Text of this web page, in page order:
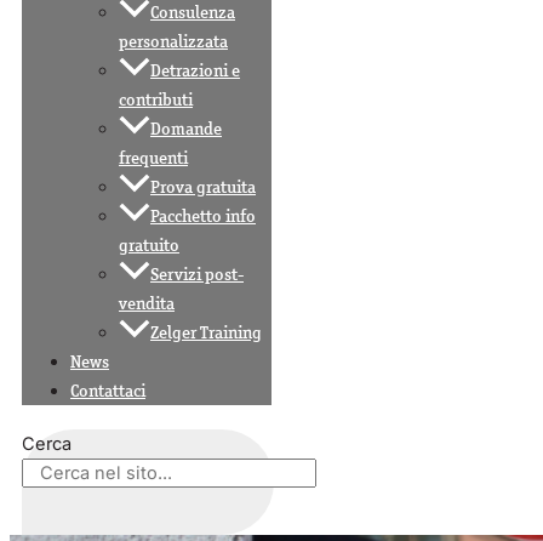
Consulenza
personalizzata
Detrazioni e
contributi
Domande
frequenti
Prova gratuita
Pacchetto info
gratuito
Servizi post-
vendita
Zelger Training
News
Contattaci
Cerca